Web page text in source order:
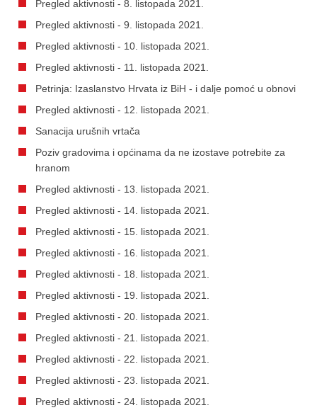
Pregled aktivnosti - 8. listopada 2021.
Pregled aktivnosti - 9. listopada 2021.
Pregled aktivnosti - 10. listopada 2021.
Pregled aktivnosti - 11. listopada 2021.
Petrinja: Izaslanstvo Hrvata iz BiH - i dalje pomoć u obnovi
Pregled aktivnosti - 12. listopada 2021.
Sanacija urušnih vrtača
Poziv gradovima i općinama da ne izostave potrebite za
hranom
Pregled aktivnosti - 13. listopada 2021.
Pregled aktivnosti - 14. listopada 2021.
Pregled aktivnosti - 15. listopada 2021.
Pregled aktivnosti - 16. listopada 2021.
Pregled aktivnosti - 18. listopada 2021.
Pregled aktivnosti - 19. listopada 2021.
Pregled aktivnosti - 20. listopada 2021.
Pregled aktivnosti - 21. listopada 2021.
Pregled aktivnosti - 22. listopada 2021.
Pregled aktivnosti - 23. listopada 2021.
Pregled aktivnosti - 24. listopada 2021.